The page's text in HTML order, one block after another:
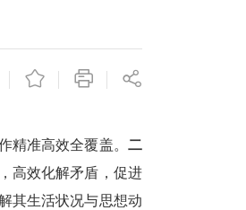
精准高效全覆盖。 二
高效化解矛盾，促进
其生活状况与思想动